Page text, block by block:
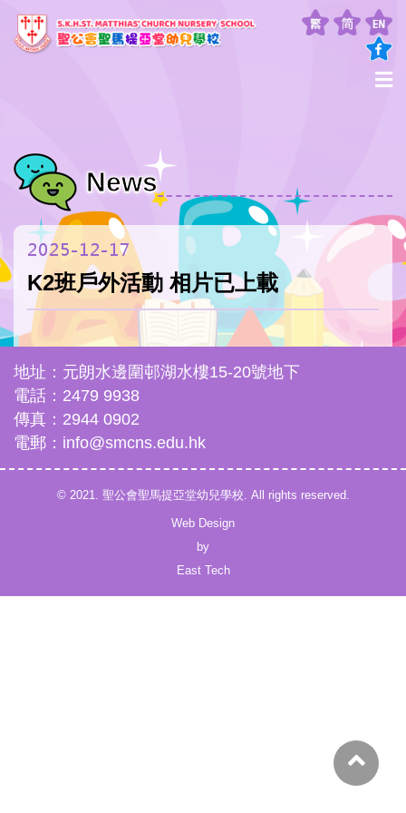
News
2025-12-17
K2班戶外活動 相片已上載
地址：元朗水邊圍邨湖水樓15-20號地下
電話：2479 9938
傳真：2944 0902
電郵：info@smcns.edu.hk
© 2021. 聖公會聖馬提亞堂幼兒學校. All rights reserved.
Web Design
by
East Tech